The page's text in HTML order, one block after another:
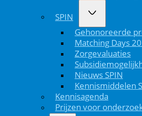
SPIN
Gehonoreerde
Matching Days
Zorgevaluaties
Nieuws SPIN
Kennismiddelen
Kennisagenda
Prijzen voor
Bezoekadres
Mercatorlaan
3528 BL
Utrecht
Volg